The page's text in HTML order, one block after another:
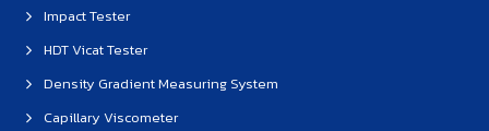
Impact Tester
HDT Vicat Tester
Density Gradient Measuring System
Capillary Viscometer